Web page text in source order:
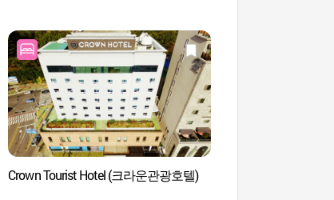
Crown Tourist Hotel (크라운관광호텔)